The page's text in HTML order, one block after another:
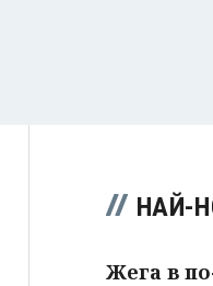
НАЙ-
Жега в